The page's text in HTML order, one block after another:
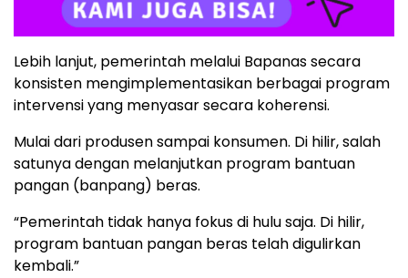
Lebih lanjut, pemerintah melalui Bapanas secara
konsisten mengimplementasikan berbagai program
intervensi yang menyasar secara koherensi.
Mulai dari produsen sampai konsumen. Di hilir, salah
satunya dengan melanjutkan program bantuan
pangan (banpang) beras.
“Pemerintah tidak hanya fokus di hulu saja. Di hilir,
program bantuan pangan beras telah digulirkan
kembali.”